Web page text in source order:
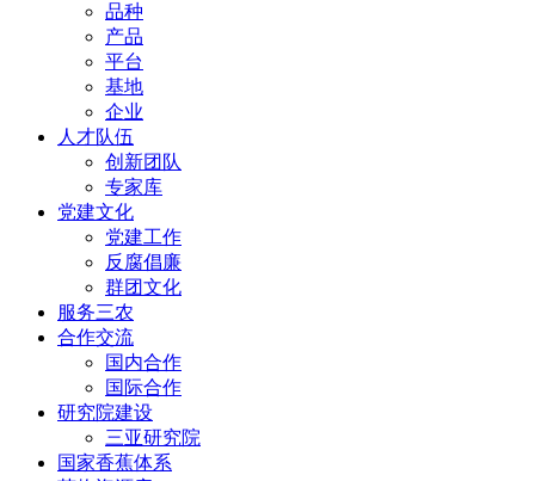
品种
产品
平台
基地
企业
人才队伍
创新团队
专家库
党建文化
党建工作
反腐倡廉
群团文化
服务三农
合作交流
国内合作
国际合作
研究院建设
三亚研究院
国家香蕉体系